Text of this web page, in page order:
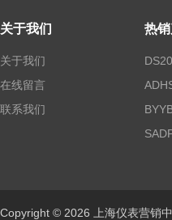
关于我们
关于我们
在线留言
联系我们
热
Copyright © 2026 上海仪表营销